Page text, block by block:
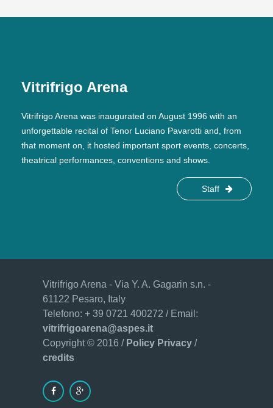
Vitrifrigo Arena
Vitrifrigo Arena was inaugurated on August 1996 with an
unforgettable recital of Tenor Luciano Pavarotti and, from
that moment on, it hosted important sport events, concerts,
theatrical performances, conventions and shows.
Staff
Vitrifrigo Arena - Via Y. A. Gagarin s.n. -
61122 Pesaro, Italy
Telefono: + 39 0721 400272 / Email:
vitrifrigoarena@aspes.it
Copyright © 2016 / Policy Privacy /
credits